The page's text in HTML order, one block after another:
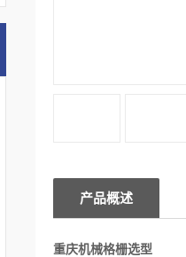
产品概述
重庆机械格栅选型